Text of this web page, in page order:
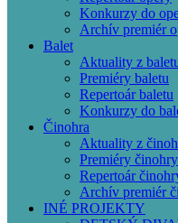
Konkurzy do
Archív premiér
Balet
Aktuality z
Premiéry baletu
Repertoár baletu
Konkurzy do
Činohra
Aktuality z
Premiéry činohry
Repertoár
Archív premiér
INÉ PROJEKTY